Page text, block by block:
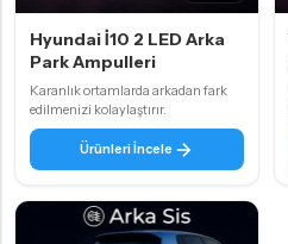
Hyundai İ10 2 LED Arka
Park Ampulleri
Karanlık ortamlarda arkadan fark
edilmenizi kolaylaştırır.
Ürünleri İncele